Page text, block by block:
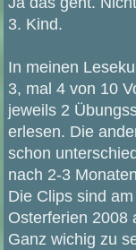
3. Kind.
In meinen
3, mal 4 von 10
jeweils 2
erlesen. Die
schon
nach 2-3
Die Clips sind
Osterferien 2008
Ganz wichig zu